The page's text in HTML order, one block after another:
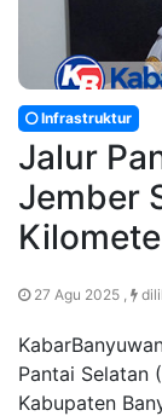
Infrastruktur
Jalur
Jember
27 Agu 2025 ,
Pantai Selatan
Kabupaten